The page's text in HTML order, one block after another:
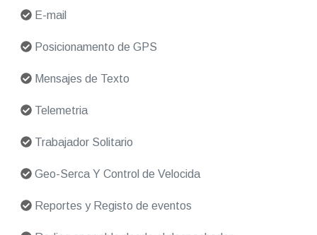
E-mail
Posicionamento de GPS
Mensajes de Texto
Telemetria
Trabajador Solitario
Geo-Serca Y Control de Velocida
Reportes y Registo de eventos